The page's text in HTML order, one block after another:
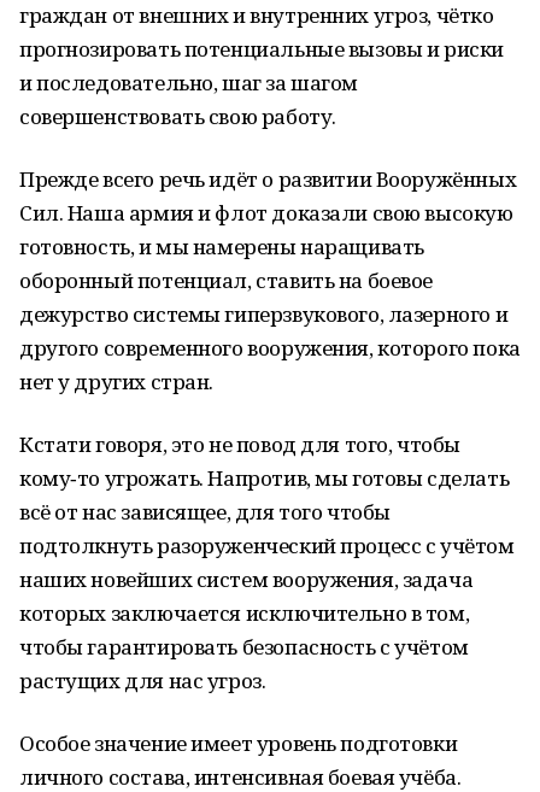
граждан от внешних и внутренних угроз, чётко
прогнозировать потенциальные вызовы и риски
и последовательно, шаг за шагом
совершенствовать свою работу.
Прежде всего речь идёт о развитии Вооружённых
Сил. Наша армия и флот доказали свою высокую
готовность, и мы намерены наращивать
оборонный потенциал, ставить на боевое
дежурство системы гиперзвукового, лазерного и
другого современного вооружения, которого пока
нет у других стран.
Кстати говоря, это не повод для того, чтобы
кому‑то угрожать. Напротив, мы готовы сделать
всё от нас зависящее, для того чтобы
подтолкнуть разоруженческий процесс с учётом
наших новейших систем вооружения, задача
которых заключается исключительно в том,
чтобы гарантировать безопасность с учётом
растущих для нас угроз.
Особое значение имеет уровень подготовки
личного состава, интенсивная боевая учёба.